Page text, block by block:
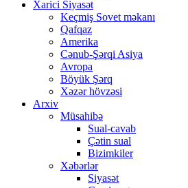
Xarici Siyasət
Keçmiş Sovet məkanı
Qafqaz
Amerika
Cənub-Şərqi Asiya
Avropa
Böyük Şərq
Xəzər hövzəsi
Arxiv
Müsahibə
Sual-cavab
Çətin sual
Bizimkiler
Xəbərlər
Siyasət